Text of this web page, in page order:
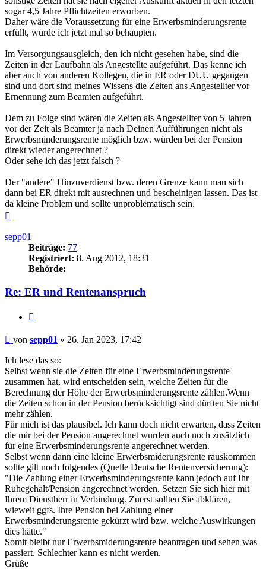
sogar 4,5 Jahre Pflichtzeiten erworben.
Daher wäre die Voraussetzung für eine Erwerbsminderungsrente
erfüllt, würde ich jetzt mal so behaupten.
Im Versorgungsausgleich, den ich nicht gesehen habe, sind die
Zeiten in der Laufbahn als Angestellte aufgeführt. Das kenne ich
aber auch von anderen Kollegen, die in ER oder DUU gegangen
sind und dort sind meines Wissens die Zeiten ans Angestellter vor
Ernennung zum Beamten aufgeführt.
Dem zu Folge sind wären die Zeiten als Angestellter von 5 Jahren
vor der Zeit als Beamter ja nach Deinen Aufführungen nicht als
Erwerbsminderungsrente möglich bzw. würden bei der Pension
direkt wieder angerechnet ?
Oder sehe ich das jetzt falsch ?
Der "andere" Hinzuverdienst bzw. deren Grenze kann man sich
dann bei ER direkt mit ausrechnen und bescheinigen lassen. Das ist
da kleine Problem und sollte unproblematisch sein.
sepp01
Beiträge: 77
Registriert: 8. Aug 2012, 18:31
Behörde:
Re: ER und Rentenanspruch
Beitrag
von sepp01 » 26. Jan 2023, 17:42
Ich lese das so:
Selbst wenn sie die Zeiten für eine Erwerbsminderungsrente
zusammen hat, wird entscheiden sein, welche Zeiten für die
Berechnung der Höhe der Erwerbsminderungsrente zählen.Wenn
die Zeiten schon in der Pension berücksichtigt sind dürften Sie nicht
mehr zählen.
Für mich ist das plausibel. Ich kann doch nicht erwarten, dass Zeiten
die mir bei der Pension angerechnet wurden auch noch zusätzlich
für eine Erwerbsminderungsrente angerechnet werden.
Selbst wenn dann eine kleine Erwerbsmiderungsrente rauskommen
sollte gilt noch folgendes (Quelle Deutsche Rentenversicherung):
"Die Zahlung einer Erwerbsminderungsrente kann jedoch auf Ihr
Ruhegehalt/Pension angerechnet werden. Setzen Sie sich hier mit
Ihrem Dienstherr in Verbindung. Zuerst sollten Sie abklären,
wieweit ggfs. Ihre Pension bei Zahlung einer
Erwerbsminderungsrente gekürzt wird bzw. welche Auswirkungen
dies hätte."
Somit bleibt nur Erwerbsmiderungsrente beantragen und sehen was
passiert. Schlechter kann es nicht werden.
Grüße